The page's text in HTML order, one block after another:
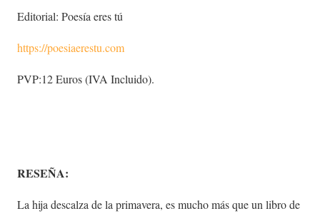
Editorial: Poesía eres tú
https://poesiaerestu.com
PVP:12 Euros (IVA Incluido).
RESEÑA:
La hija descalza de la primavera, es mucho más que un libro de